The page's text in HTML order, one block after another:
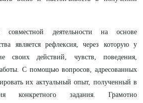
совместной деятельности на основе
является рефлексия, через которую у
своих действий, чувств, поведения,
С помощью вопросов, адресованных
их актуальный опыт, полученный в
конкретного задания. Грамотно